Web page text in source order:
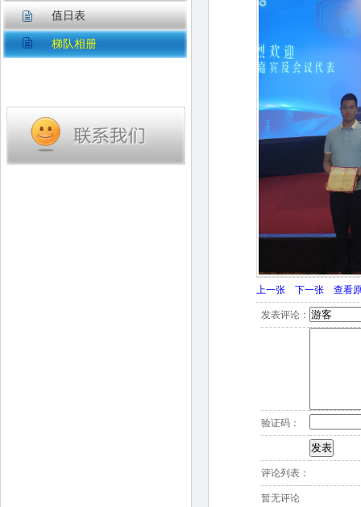
值日表
梯队相册
上一张 下一张 查看
发表评论：
验证码：
评论列表：
暂无评论